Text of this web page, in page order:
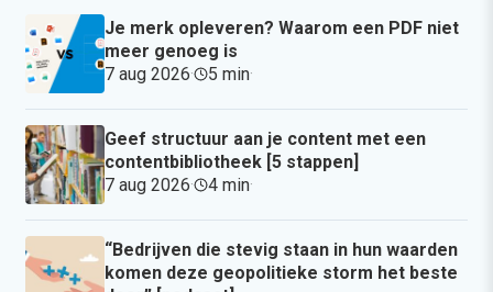
Je merk opleveren? Waarom een PDF niet
meer genoeg is
7 aug 2026· 5 min·
Geef structuur aan je content met een
contentbibliotheek [5 stappen]
7 aug 2026· 4 min·
“Bedrijven die stevig staan in hun waarden
komen deze geopolitieke storm het beste